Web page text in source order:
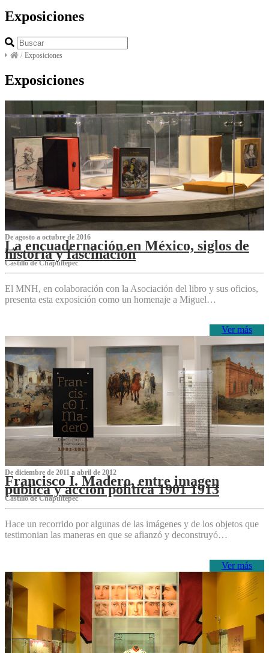
Exposiciones
/ Exposiciones
Exposiciones
De agosto a octubre de 2016
La encuadernación en México, siglos de
historia y fascinación
Castillo de Chapultepec
El MNH, en colaboración con la Asociación del libro y sus oficios,
presenta esta exposición como un homenaje a Miguel…
Ver más
De diciembre de 2011 a abril de 2012
Francisco I. Madero, entre imagen
pública y acción política 1901 1913
Castillo de Chapultepec
Hace un recorrido por algunas de las imágenes y de los objetos que
testimonian las maneras en que se afianzó y deconstruyó…
Ver más